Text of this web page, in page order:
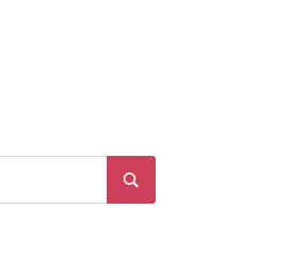
Search